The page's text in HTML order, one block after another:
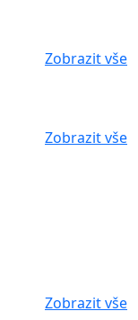
Zobrazit vše
Zobrazit vše
Zobrazit vše